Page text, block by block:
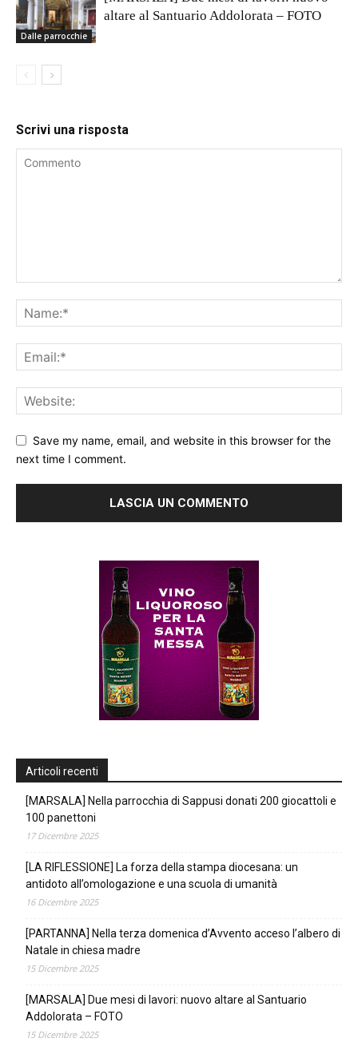
Dalle parrocchie
altare al Santuario Addolorata – FOTO
Scrivi una risposta
Save my name, email, and website in this browser for the
next time I comment.
Articoli recenti
[MARSALA] Nella parrocchia di Sappusi donati 200 giocattoli e
100 panettoni
17 Dicembre 2025
[LA RIFLESSIONE] La forza della stampa diocesana: un
antidoto all’omologazione e una scuola di umanità
16 Dicembre 2025
[PARTANNA] Nella terza domenica d’Avvento acceso l’albero di
Natale in chiesa madre
15 Dicembre 2025
[MARSALA] Due mesi di lavori: nuovo altare al Santuario
Addolorata – FOTO
15 Dicembre 2025